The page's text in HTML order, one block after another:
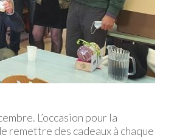
L’occasion pour la
remettre des cadeaux à chaque